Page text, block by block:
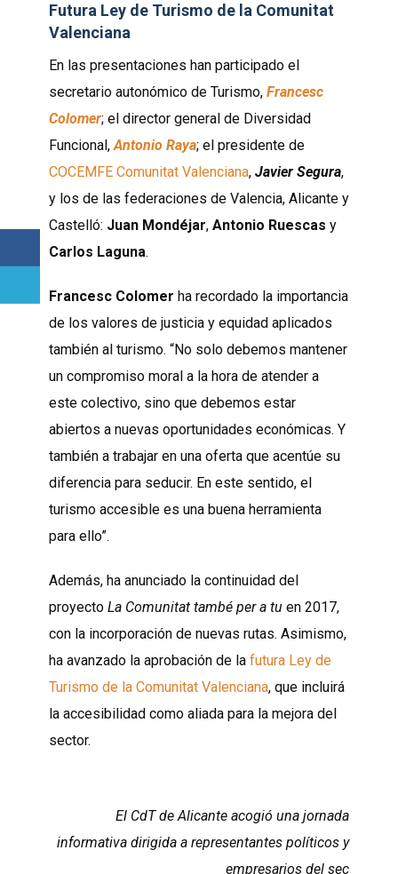
Futura Ley de Turismo de la Comunitat
Valenciana
En las presentaciones han participado el
secretario autonómico de Turismo, Francesc
Colomer; el director general de Diversidad
Funcional,Antonio Raya; el presidente de
COCEMFE Comunitat Valenciana, Javier Segura,
y los de las federaciones de Valencia, Alicante y
Castelló: Juan Mondéjar, Antonio Ruescas y
Carlos Laguna.
Francesc Colomer ha recordado la importancia
de los valores de justicia y equidad aplicados
también al turismo. “No solo debemos mantener
un compromiso moral a la hora de atender a
este colectivo, sino que debemos estar
abiertos a nuevas oportunidades económicas. Y
también a trabajar en una oferta que acentúe su
diferencia para seducir. En este sentido, el
turismo accesible es una buena herramienta
para ello”.
Además, ha anunciado la continuidad del
proyecto La Comunitat també per a tu en 2017,
con la incorporación de nuevas rutas. Asimismo,
ha avanzado la aprobación de la futura Ley de
Turismo de la Comunitat Valenciana, que incluirá
la accesibilidad como aliada para la mejora del
sector.
El CdT de Alicante acogió una jornada
informativa dirigida a representantes políticos y
empresarios del sec